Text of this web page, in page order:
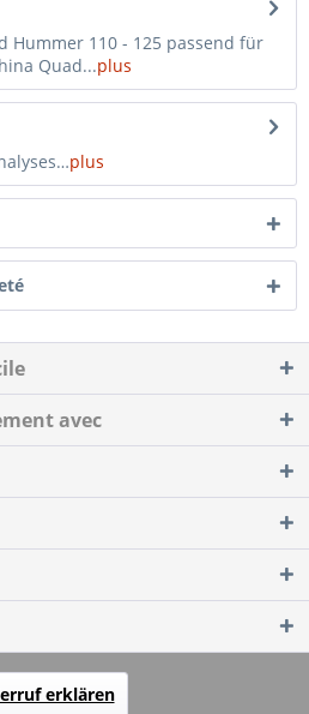
Hummer 110 - 125 passend für
Quad...plus
plus
avec
erklären